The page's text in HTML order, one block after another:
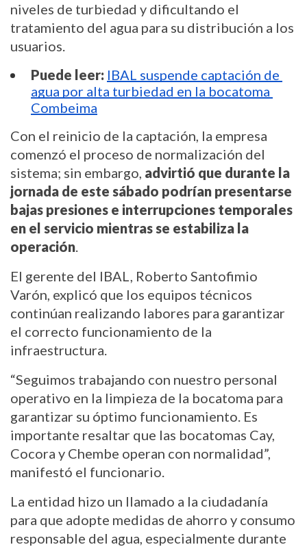
niveles de turbiedad y dificultando el
tratamiento del agua para su distribución a los
usuarios.
Puede leer: IBAL suspende captación de
agua por alta turbiedad en la bocatoma
Combeima
Con el reinicio de la captación, la empresa
comenzó el proceso de normalización del
sistema; sin embargo, advirtió que durante la
jornada de este sábado podrían presentarse
bajas presiones e interrupciones temporales
en el servicio mientras se estabiliza la
operación.
El gerente del IBAL, Roberto Santofimio
Varón, explicó que los equipos técnicos
continúan realizando labores para garantizar
el correcto funcionamiento de la
infraestructura.
“Seguimos trabajando con nuestro personal
operativo en la limpieza de la bocatoma para
garantizar su óptimo funcionamiento. Es
importante resaltar que las bocatomas Cay,
Cocora y Chembe operan con normalidad”,
manifestó el funcionario.
La entidad hizo un llamado a la ciudadanía
para que adopte medidas de ahorro y consumo
responsable del agua, especialmente durante